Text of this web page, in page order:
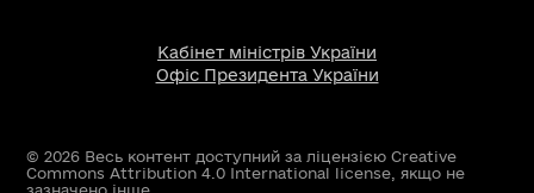
Кабінет міністрів України
Офіс Президента України
© 2026 Весь контент доступний за ліцензією Creative
Commons Attribution 4.0 International license, якщо не